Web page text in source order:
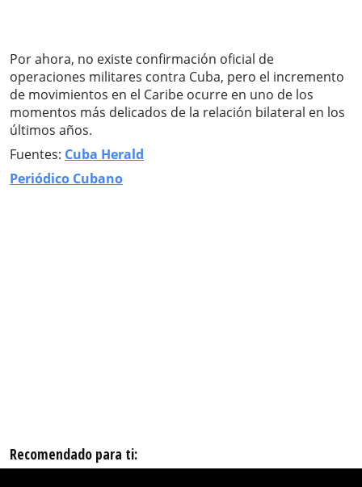
Por ahora, no existe confirmación oficial de
operaciones militares contra Cuba, pero el incremento
de movimientos en el Caribe ocurre en uno de los
momentos más delicados de la relación bilateral en los
últimos años.
Fuentes: Cuba Herald
Periódico Cubano
Recomendado para ti: